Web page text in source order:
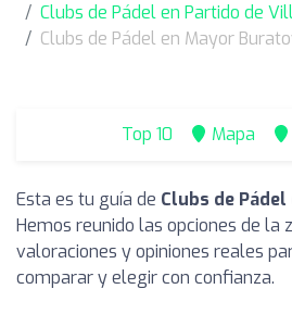
Clubs de Pádel en Partido de
Clubs de Pádel en Mayor
Top 10 Mapa
Esta es tu guía de Clubs de
Hemos reunido las opciones de la
valoraciones y opiniones reales
comparar y elegir con confianza.